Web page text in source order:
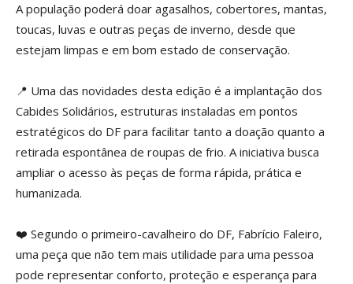
A população poderá doar agasalhos, cobertores, mantas,
toucas, luvas e outras peças de inverno, desde que
estejam limpas e em bom estado de conservação.
📍 Uma das novidades desta edição é a implantação dos
Cabides Solidários, estruturas instaladas em pontos
estratégicos do DF para facilitar tanto a doação quanto a
retirada espontânea de roupas de frio. A iniciativa busca
ampliar o acesso às peças de forma rápida, prática e
humanizada.
❤️ Segundo o primeiro-cavalheiro do DF, Fabrício Faleiro,
uma peça que não tem mais utilidade para uma pessoa
pode representar conforto, proteção e esperança para